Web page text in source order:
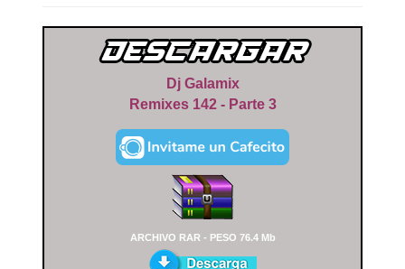
Dj Galamix
Remixes 142 - Parte 3
ARCHIVO RAR - PESO 76.4 Mb